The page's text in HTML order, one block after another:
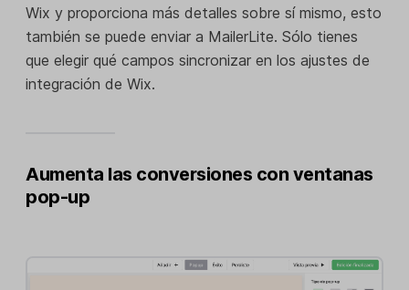
Wix y proporciona más detalles sobre sí mismo, esto
también se puede enviar a MailerLite. Sólo tienes
que elegir qué campos sincronizar en los ajustes de
integración de Wix.
Aumenta las conversiones con ventanas
pop-up